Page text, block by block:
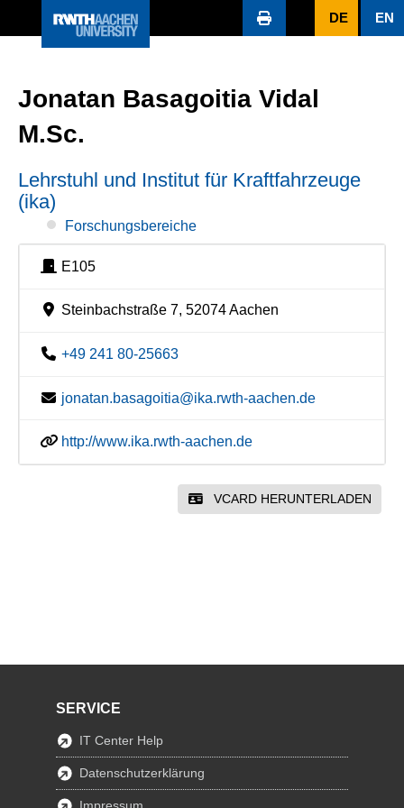
DE EN
Jonatan Basagoitia Vidal
M.Sc.
Lehrstuhl und Institut für Kraftfahrzeuge
(ika)
Forschungsbereiche
E105
Steinbachstraße 7, 52074 Aachen
+49 241 80-25663
jonatan.basagoitia@ika.rwth-aachen.de
http://www.ika.rwth-aachen.de
VCARD HERUNTERLADEN
SERVICE
IT Center Help
Datenschutzerklärung